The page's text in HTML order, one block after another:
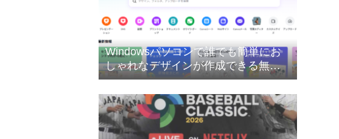
Windowsパソコンで誰でも簡単にお
しゃれなデザインが作成できる無料
のオンライングラフィックデザイン
ツールのCanva（キャンバ）を使って
みたした❣